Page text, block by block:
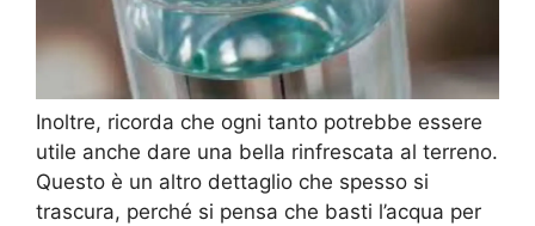
Inoltre, ricorda che ogni tanto potrebbe essere
utile anche dare una bella rinfrescata al terreno.
Questo è un altro dettaglio che spesso si
trascura, perché si pensa che basti l’acqua per